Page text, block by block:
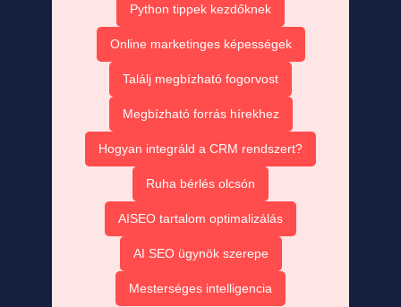
Python tippek kezdőknek
Online marketinges képességek
Találj megbízható fogorvost
Megbízható forrás hírekhez
Hogyan integráld a CRM rendszert?
Ruha bérlés olcsón
AISEO tartalom optimalizálás
AI SEO ügynök szerepe
Mesterséges intelligencia